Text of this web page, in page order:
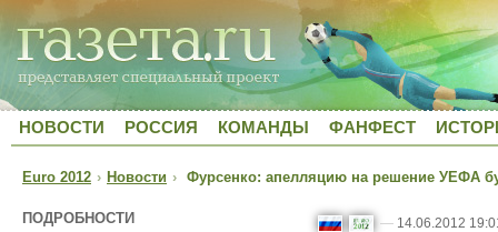
НОВОСТИ РОССИЯ КОМАНДЫ ФАНФЕСТ
Euro 2012 › Новости › Фурсенко: апелляцию на решение УЕФА
ПОДРОБНОСТИ — 14.06.2012